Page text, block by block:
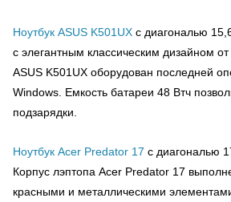
Ноутбук ASUS K501UX с диагональю
с элегантным классическим дизайном
ASUS K501UX оборудован последней
Windows. Емкость батареи 48 Втч
подзарядки.
Ноутбук Acer Predator 17 с диагональю
Корпус лэптопа Acer Predator 17
красными и металлическими